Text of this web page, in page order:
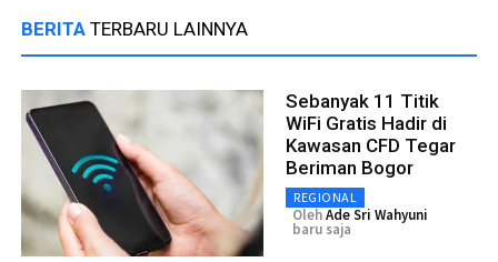
BERITA TERBARU LAINNYA
Sebanyak 11 Titik
WiFi Gratis Hadir di
Kawasan CFD Tegar
Beriman Bogor
REGIONAL
OlehAde Sri Wahyuni
baru saja